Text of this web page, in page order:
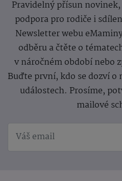
Pravidelný přísun
podpora pro rodiče i
Newsletter webu
odběru a čtěte o
v náročném období nebo
Buďte první, kdo se dozví o
událostech. Prosíme,
mailové